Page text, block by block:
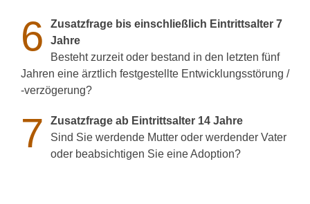
6
Zusatzfrage bis einschließlich Eintrittsalter 7
Jahre
Besteht zurzeit oder bestand in den letzten fünf
Jahren eine ärztlich festgestellte Entwicklungsstörung /
-verzögerung?
7
Zusatzfrage ab Eintrittsalter 14 Jahre
Sind Sie werdende Mutter oder werdender Vater
oder beabsichtigen Sie eine Adoption?